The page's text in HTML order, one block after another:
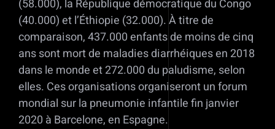
(58.000), la République démocratique du Congo
(40.000) et l’Éthiopie (32.000). À titre de
comparaison, 437.000 enfants de moins de cinq
ans sont mort de maladies diarrhéiques en 2018
dans le monde et 272.000 du paludisme, selon
elles. Ces organisations organiseront un forum
mondial sur la pneumonie infantile fin janvier
2020 à Barcelone, en Espagne.